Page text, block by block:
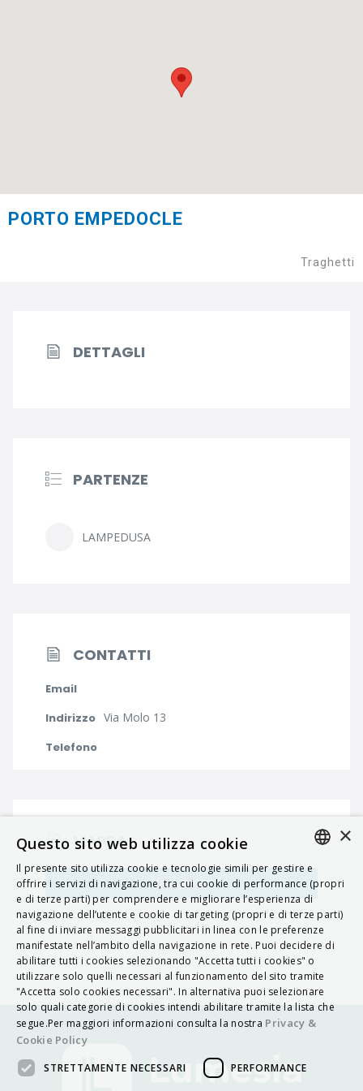
PORTO EMPEDOCLE
Traghetti
DETTAGLI
PARTENZE
LAMPEDUSA
CONTATTI
Email
Indirizzo Via Molo 13
Telefono
MAPPA
Navigatore ITALIAN
ENGLISH
FRENCH
HUNGARIAN
DEUTSCH
POLSKI
PORTUGUÊS
×
Questo sito web utilizza cookie
Il presente sito utilizza cookie e tecnologie simili per gestire e
offrire i servizi di navigazione, tra cui cookie di performance (propri
e di terze parti) per comprendere e migliorare l’esperienza di
navigazione dell’utente e cookie di targeting (propri e di terze parti)
al fine di inviare messaggi pubblicitari in linea con le preferenze
manifestate nell’ambito della navigazione in rete. Puoi decidere di
abilitare tutti i cookies selezionando "Accetta tutti i cookies" o
utilizzare solo quelli necessari al funzionamento del sito tramite
"Accetta solo cookies necessari". In alternativa puoi selezionare
solo quali categorie di cookies intendi abilitare tramite la lista che
segue.Per maggiori informazioni consulta la nostra Privacy &
Cookie Policy
STRETTAMENTE NECESSARI PERFORMANCE